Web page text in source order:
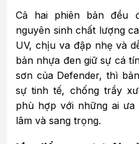
Cả hai phiên bản đều
nguyên sinh chất lượng
UV, chịu va đập nhẹ và
bản nhựa đen giữ sự cá
sơn của Defender, thì
sự tinh tế, chống trầy
phù hợp với những ai
lãm và sang trọng.